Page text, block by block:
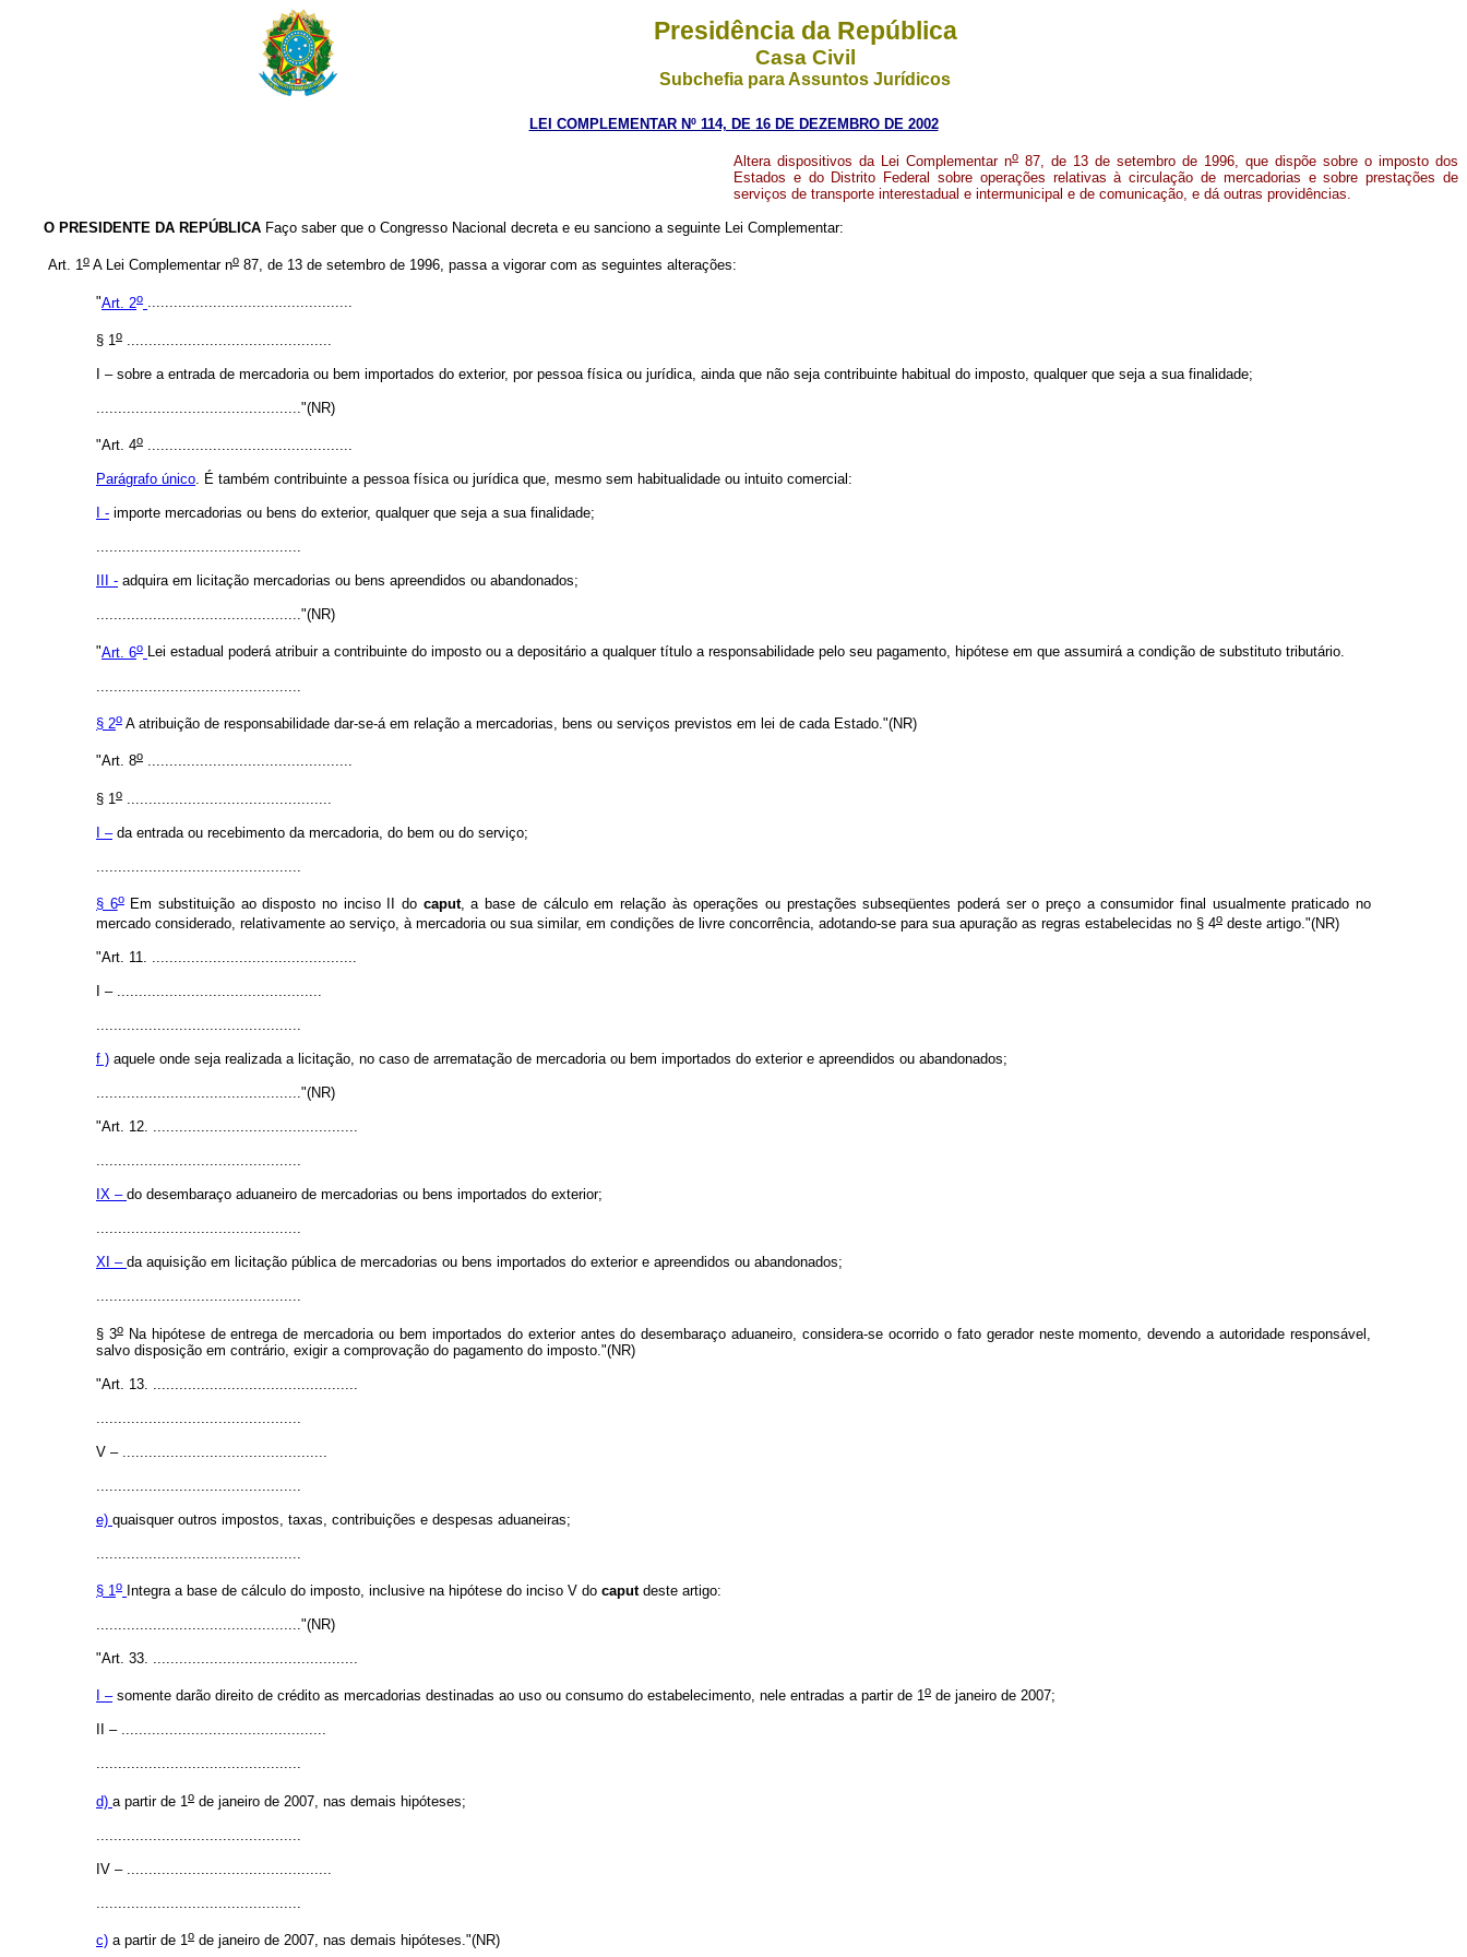
Presidência da República
Casa Civil
Subchefia para Assuntos Jurídicos
LEI COMPLEMENTAR Nº 114, DE 16 DE DEZEMBRO DE 2002
Altera dispositivos da Lei Complementar no 87, de 13 de setembro de 1996, que dispõe sobre o imposto dos
Estados e do Distrito Federal sobre operações relativas à circulação de mercadorias e sobre prestações de
serviços de transporte interestadual e intermunicipal e de comunicação, e dá outras providências.
O PRESIDENTE DA REPÚBLICA Faço saber que o Congresso Nacional decreta e eu sanciono a seguinte Lei Complementar:
Art. 1o A Lei Complementar no 87, de 13 de setembro de 1996, passa a vigorar com as seguintes alterações:
"Art. 2o ...............................................
§ 1 o
I – sobre a entrada de mercadoria ou bem importados do exterior, por pessoa física ou jurídica, ainda que não seja contribuinte habitual do imposto, qualquer que seja a sua finalidade;
..............................................."(NR)
"Art. 4o ...............................................
Parágrafo único. É também contribuinte a pessoa física ou jurídica que, mesmo sem habitualidade ou intuito comercial:
I - importe mercadorias ou bens do exterior, qualquer que seja a sua finalidade;
...............................................
III - adquira em licitação mercadorias ou bens apreendidos ou abandonados;
..............................................."(NR)
"Art. 6o Lei estadual poderá atribuir a contribuinte do imposto ou a depositário a qualquer título a responsabilidade pelo seu pagamento, hipótese em que assumirá a condição de substituto tributário.
§ 2o A atribuição de responsabilidade dar-se-á em relação a mercadorias, bens ou serviços previstos em lei de cada Estado."(NR)
"Art. 8o ...............................................
§ 1o
I –da entrada ou recebimento da mercadoria, do bem ou do serviço;
§ 6oEm substituição ao disposto no inciso II do caput, a base de cálculo em relação às operações ou prestações subseqüentes poderá ser o preço a consumidor final usualmente praticado no
mercado considerado, relativamente ao serviço, à mercadoria ou sua similar, em condições de livre concorrência, adotando-se para sua apuração as regras estabelecidas no § 4o deste artigo."(NR)
"Art. 11. ...............................................
I – ...............................................
...............................................
f ) aquele onde seja realizada a licitação, no caso de arrematação de mercadoria ou bem importados do exterior e apreendidos ou abandonados;
..............................................."(NR)
"Art. 12. ...............................................
...............................................
IX – do desembaraço aduaneiro de mercadorias ou bens importados do exterior;
...............................................
XI – da aquisição em licitação pública de mercadorias ou bens importados do exterior e apreendidos ou abandonados;
...............................................
§ 3oNa hipótese de entrega de mercadoria ou bem importados do exterior antes do desembaraço aduaneiro, considera-se ocorrido o fato gerador neste momento, devendo a autoridade responsável,
salvo disposição em contrário, exigir a comprovação do pagamento do imposto."(NR)
"Art. 13. ...............................................
V – ...............................................
e) quaisquer outros impostos, taxas, contribuições e despesas aduaneiras;
§ 1 o Integra a base de cálculo do imposto, inclusive na hipótese do inciso V do caputdeste artigo:
..............................................."(NR)
"Art. 33. ...............................................
I –somente darão direito de crédito as mercadorias destinadas ao uso ou consumo do estabelecimento, nele entradas a partir de 1o de janeiro de 2007;
II – ...............................................
...............................................
d) a partir de 1o de janeiro de 2007, nas demais hipóteses;
IV – ...............................................
c) a partir de 1 o de janeiro de 2007, nas demais hipóteses."(NR)